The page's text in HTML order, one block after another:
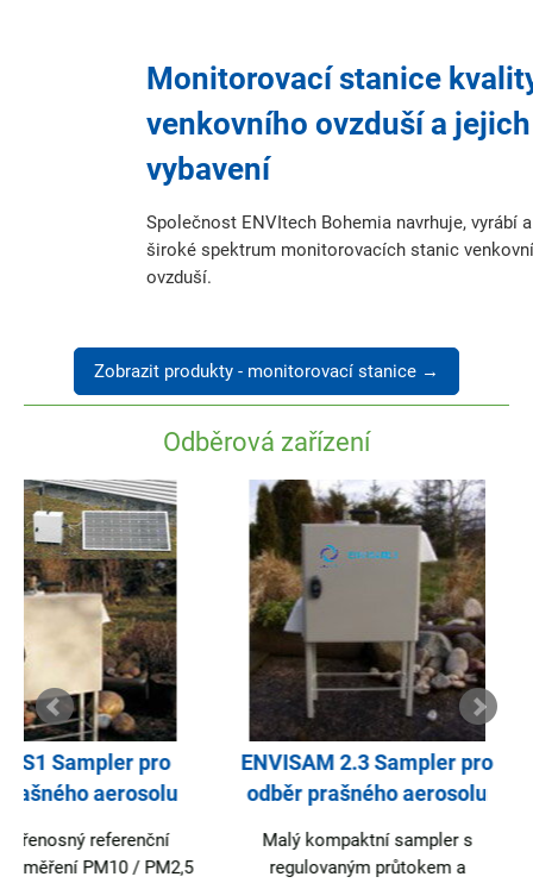
Monitorovací stanice
venkovního ovzduší a jejich
vybavení
Společnost ENVItech Bohemia navrhuje, vyrábí
široké spektrum monitorovacích stanic
ovzduší.
Zobrazit produkty - monitorovací stanice →
Odběrová zařízení
ENVISAM 2.3 Sampler pro
odběr prašného aerosolu
Malý kompaktní sampler s
regulovaným průtokem a
ENVI
Velkoobjemový
Tento
ENVI HiVo30